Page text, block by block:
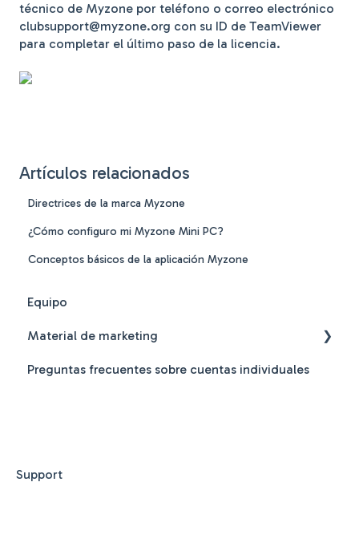
técnico de Myzone por teléfono o correo electrónico
clubsupport@myzone.org con su ID de TeamViewer
para completar el último paso de la licencia.
Artículos relacionados
Directrices de la marca Myzone
¿Cómo configuro mi Myzone Mini PC?
Conceptos básicos de la aplicación Myzone
Equipo
Material de marketing
Directrices globales de la marca Myzone
Preguntas frecuentes sobre cuentas individuales
Support